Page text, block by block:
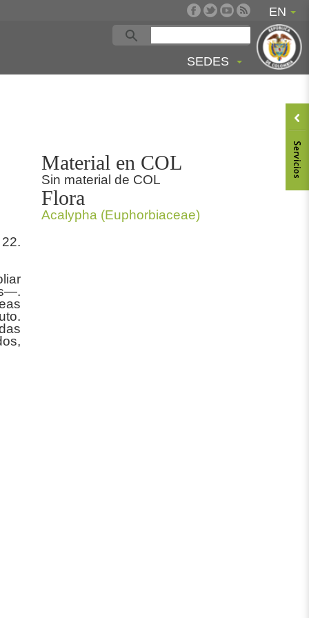
EN
SEDES
Material en COL
Sin material de COL
Flora
Acalypha (Euphorbiaceae)